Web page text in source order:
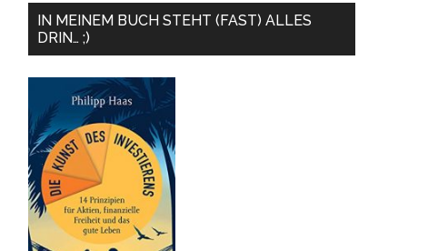
IN MEINEM BUCH STEHT (FAST) ALLES
DRIN… ;)